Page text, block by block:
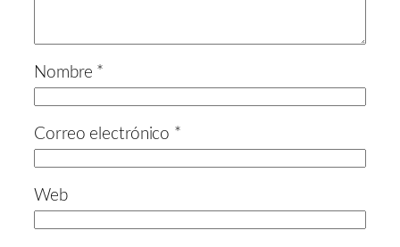
Nombre *
Correo electrónico *
Web